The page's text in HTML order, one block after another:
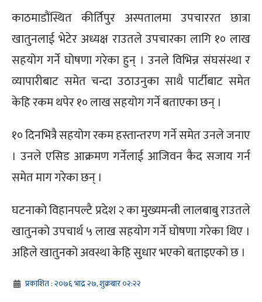
काठमाडौंस्थित कीर्तिपुर अस्पतालमा उपचाररत छात्रा
खातुनलाई भेटेर अध्यक्ष राउतले उपचारका लागि १० लाख
सहयोग गर्ने घोषणा गरेका हुन् । उनले विभिन्न संघसंस्था र
व्यापारीबाट समेत चन्दा उठाउनुका साथै पार्टीबाट समेत
केहि रकम थपेर १० लाख सहयोग गर्ने बताएका छन् ।
१० दिनभित्रै सहयोग रकम हस्तान्तरण गर्ने समेत उनले जनाए
। उनले एसिड आक्रमण गर्नेलाई आजिवन कैद सजाय गर्न
समेत माग गरेका छन् ।
घटनाको विहानपल्टै प्रदेश २ का मुख्यमन्त्री लालबाबु राउतले
खातुनको उपचार्थ ५ लाख सहयोग गर्ने घोषणा गरेका थिए ।
अहिले खातुनको अवस्था केहि सुधार भएको बताइएको छ ।
प्रकाशित : २०७६ भाद्र २७, शुक्रबार ०२:२२